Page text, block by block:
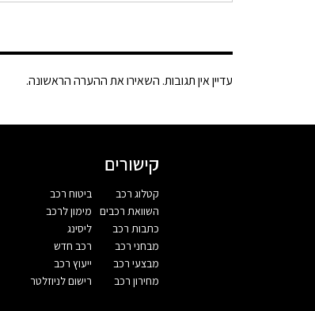
עדיין אין תגובות. השאירו את ההערה הראשונה.
קישורים
קטלוג רכב
השוואת רכבים
כתבות רכב
מבחני רכב
מבצעי רכב
מחירון רכב
ביטוח רכב
מימון לרכב
ליסינג
רכב חדש
ייעוץ רכב
רישום לניוזלטר